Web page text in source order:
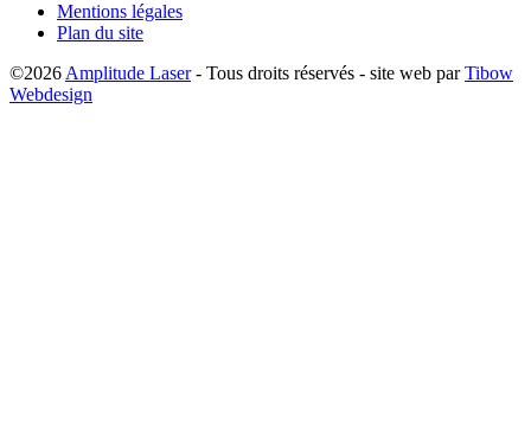
Mentions légales
Plan du site
©2026 Amplitude Laser- Tous droits réservés - site web parTibow
Webdesign